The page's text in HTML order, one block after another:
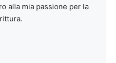
alla mia passione per la